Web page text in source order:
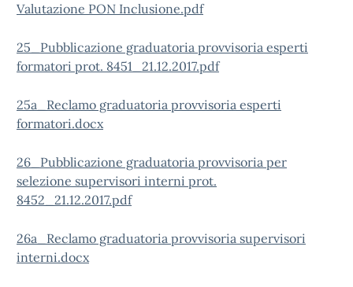
Valutazione PON Inclusione.pdf
25_Pubblicazione graduatoria provvisoria esperti
formatori prot. 8451_21.12.2017.pdf
25a_Reclamo graduatoria provvisoria esperti
formatori.docx
26_Pubblicazione graduatoria provvisoria per
selezione supervisori interni prot.
8452_21.12.2017.pdf
26a_Reclamo graduatoria provvisoria supervisori
interni.docx